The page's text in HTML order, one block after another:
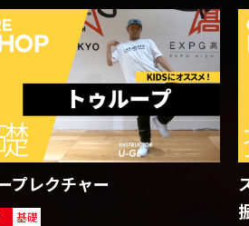
プレクチャー
基礎